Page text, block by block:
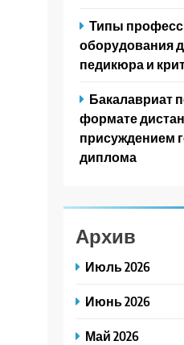
Типы
оборудования
педикюра и
Бакалавриат
формате
присуждением
диплома
Архив
Июль 2026
Июнь 2026
Май 2026